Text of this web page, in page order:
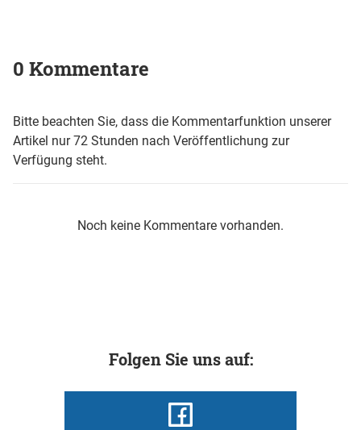
0 Kommentare
Bitte beachten Sie, dass die Kommentarfunktion unserer
Artikel nur 72 Stunden nach Veröffentlichung zur
Verfügung steht.
Noch keine Kommentare vorhanden.
Folgen Sie uns auf: